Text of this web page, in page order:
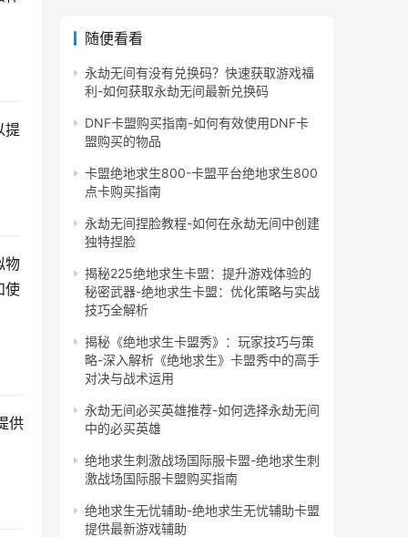
提
物
使
供
随便看看
永劫无间有没有兑换码？快速获取游戏福
利-如何获取永劫无间最新兑换码
DNF卡盟购买指南-如何有效使用DNF卡
盟购买的物品
卡盟绝地求生800-卡盟平台绝地求生800
点卡购买指南
永劫无间捏脸教程-如何在永劫无间中创建
独特捏脸
揭秘225绝地求生卡盟：提升游戏体验的
秘密武器-绝地求生卡盟：优化策略与实战
技巧全解析
揭秘《绝地求生卡盟秀》：玩家技巧与策
略-深入解析《绝地求生》卡盟秀中的高手
对决与战术运用
永劫无间必买英雄推荐-如何选择永劫无间
中的必买英雄
绝地求生刺激战场国际服卡盟-绝地求生刺
激战场国际服卡盟购买指南
绝地求生无忧辅助-绝地求生无忧辅助卡盟
提供最新游戏辅助